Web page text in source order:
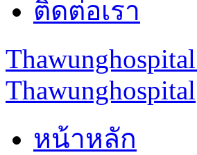
ติดต่อเรา
Thawunghospital
หน้าหลัก